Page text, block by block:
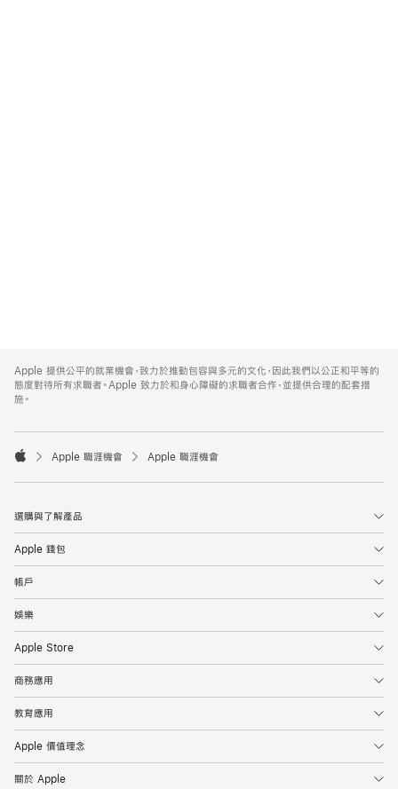
Footer
Apple 提供公平的就業機會，致力於推動包容與多元的文化，因此我們以公正和平等的
態度對待所有求職者。Apple 致力於和身心障礙的求職者合作，並提供合理的配套措
施。

Apple 職涯機會 Apple 職涯機會
選購與了解產品
Apple 錢包
帳戶
娛樂
Apple Store
商務應用
教育應用
Apple 價值理念
關於 Apple